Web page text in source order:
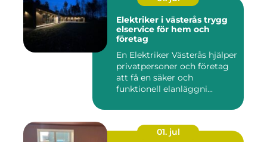
Elektriker i västerås trygg
elservice för hem och
företag
En Elektriker Västerås hjälper
privatpersoner och företag
att få en säker och
funktionell elanläggni...
01. jul